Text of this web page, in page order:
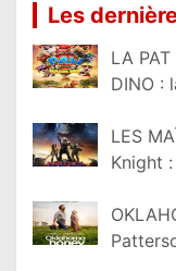
Les
LA PAT
DINO :
LES
Knight